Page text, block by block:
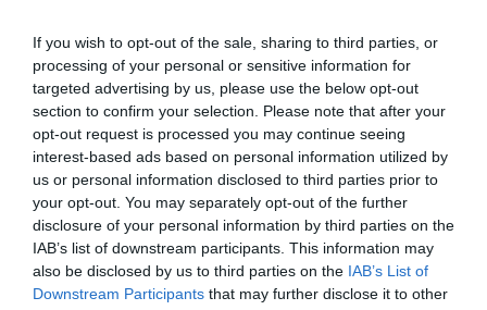
If you wish to opt-out of the sale, sharing to third parties, or
processing of your personal or sensitive information for
targeted advertising by us, please use the below opt-out
section to confirm your selection. Please note that after your
opt-out request is processed you may continue seeing
interest-based ads based on personal information utilized by
us or personal information disclosed to third parties prior to
your opt-out. You may separately opt-out of the further
disclosure of your personal information by third parties on the
IAB’s list of downstream participants. This information may
also be disclosed by us to third parties on the IAB’s List of
Downstream Participants that may further disclose it to other
Berlino 2006, una notte da campioni del mondo
18 Luglio 2026